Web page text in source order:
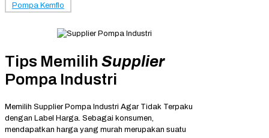
Tips Memilih Supplier
Pompa Industri
Memilih Supplier Pompa Industri Agar Tidak Terpaku
dengan Label Harga. Sebagai konsumen,
mendapatkan harga yang murah merupakan suatu